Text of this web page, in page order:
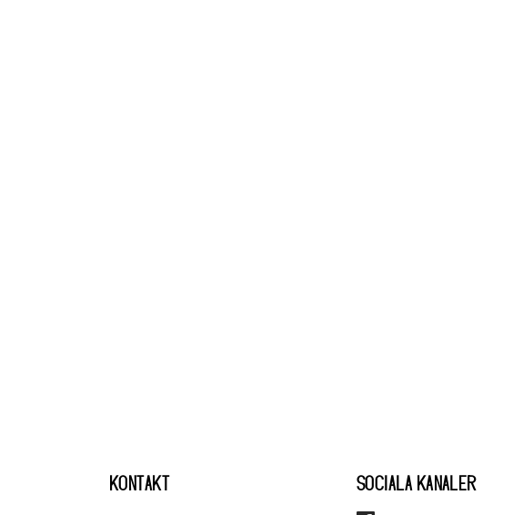
KONTAKT SOCIALA KANALER